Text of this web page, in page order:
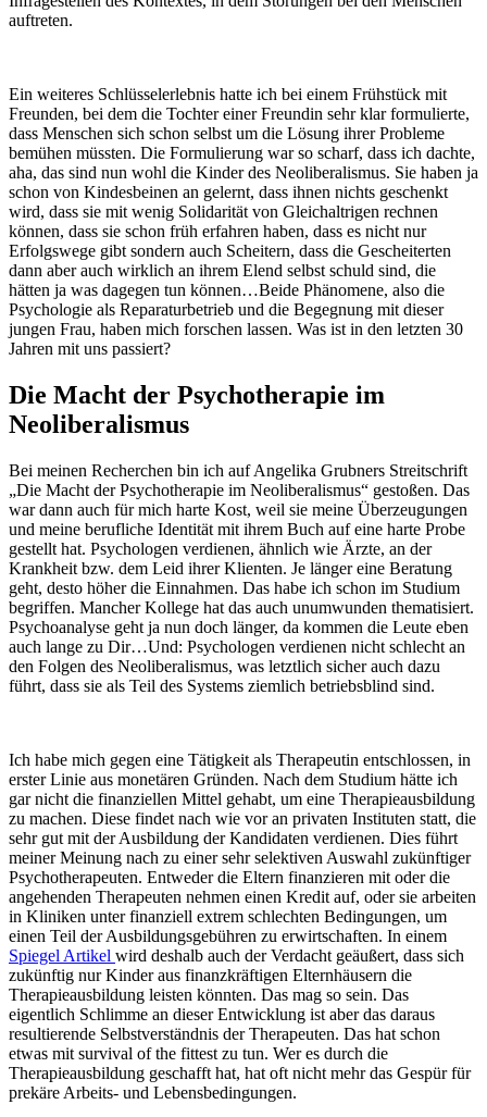
auftreten.
Ein weiteres Schlüsselerlebnis hatte ich bei einem Frühstück mit
Freunden, bei dem die Tochter einer Freundin sehr klar formulierte,
dass Menschen sich schon selbst um die Lösung ihrer Probleme
bemühen müssten. Die Formulierung war so scharf, dass ich dachte,
aha, das sind nun wohl die Kinder des Neoliberalismus. Sie haben ja
schon von Kindesbeinen an gelernt, dass ihnen nichts geschenkt
wird, dass sie mit wenig Solidarität von Gleichaltrigen rechnen
können, dass sie schon früh erfahren haben, dass es nicht nur
Erfolgswege gibt sondern auch Scheitern, dass die Gescheiterten
dann aber auch wirklich an ihrem Elend selbst schuld sind, die
hätten ja was dagegen tun können…Beide Phänomene, also die
Psychologie als Reparaturbetrieb und die Begegnung mit dieser
jungen Frau, haben mich forschen lassen. Was ist in den letzten 30
Jahren mit uns passiert?
Die Macht der Psychotherapie im
Neoliberalismus
Bei meinen Recherchen bin ich auf Angelika Grubners Streitschrift
„Die Macht der Psychotherapie im Neoliberalismus“ gestoßen. Das
war dann auch für mich harte Kost, weil sie meine Überzeugungen
und meine berufliche Identität mit ihrem Buch auf eine harte Probe
gestellt hat. Psychologen verdienen, ähnlich wie Ärzte, an der
Krankheit bzw. dem Leid ihrer Klienten. Je länger eine Beratung
geht, desto höher die Einnahmen. Das habe ich schon im Studium
begriffen. Mancher Kollege hat das auch unumwunden thematisiert.
Psychoanalyse geht ja nun doch länger, da kommen die Leute eben
auch lange zu Dir…Und: Psychologen verdienen nicht schlecht an
den Folgen des Neoliberalismus, was letztlich sicher auch dazu
führt, dass sie als Teil des Systems ziemlich betriebsblind sind.
Ich habe mich gegen eine Tätigkeit als Therapeutin entschlossen, in
erster Linie aus monetären Gründen. Nach dem Studium hätte ich
gar nicht die finanziellen Mittel gehabt, um eine Therapieausbildung
zu machen. Diese findet nach wie vor an privaten Instituten statt, die
sehr gut mit der Ausbildung der Kandidaten verdienen. Dies führt
meiner Meinung nach zu einer sehr selektiven Auswahl zukünftiger
Psychotherapeuten. Entweder die Eltern finanzieren mit oder die
angehenden Therapeuten nehmen einen Kredit auf, oder sie arbeiten
in Kliniken unter finanziell extrem schlechten Bedingungen, um
einen Teil der Ausbildungsgebühren zu erwirtschaften. In einem
Spiegel Artikel wird deshalb auch der Verdacht geäußert, dass sich
zukünftig nur Kinder aus finanzkräftigen Elternhäusern die
Therapieausbildung leisten könnten. Das mag so sein. Das
eigentlich Schlimme an dieser Entwicklung ist aber das daraus
resultierende Selbstverständnis der Therapeuten. Das hat schon
etwas mit survival of the fittest zu tun. Wer es durch die
Therapieausbildung geschafft hat, hat oft nicht mehr das Gespür für
prekäre Arbeits- und Lebensbedingungen.